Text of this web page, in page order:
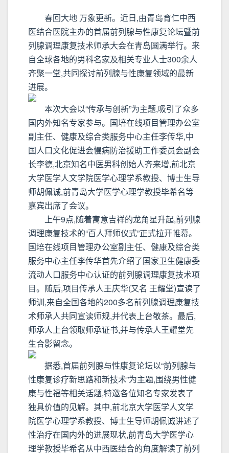
春回大地 万象更新。近日,由青岛育仁中西
医结合医院主办的首届前列腺与性康复论坛暨前
列腺调理康复技术师承大会在青岛圆满举行。来
自全球各地的男科名家及相关专业人士300余人
齐聚一堂,共同探讨前列腺与性康复领域的最新
进展。
本次大会以“传承与创新”为主题,吸引了众多
国内外知名专家参与。国培在线项目管理办公室
副主任、健康及综合类服务中心主任李传华,中
国人口文化促进会慢病防治援助工作委员会副会
长李德,北京知名中医男科创始人齐来增,前北京
大学医学人文学院医学心理学系教授、博士生导
师胡佩诚,前青岛大学医学心理学教授毕希名等
嘉宾出席了会议。
上午9点,随着寓意吉祥的龙角星升起,前列腺
调理康复技术的“百人拜师仪式”正式拉开帷幕。
国培在线项目管理办公室副主任、健康及综合类
服务中心主任李传华首先介绍了国家卫生健康委
流动人口服务中心认证的前列腺调理康复技术项
目。随后,项目传承人王庆华(又名 王耀堂)宣读了
师训,来自全国各地的200多名前列腺调理康复技
术师承人共同宣读师规,并代表上台敬茶。最后,
师承人上台领取师承证书,并与传承人王耀堂先
生合影留念。
据悉,首届前列腺与性康复论坛以“前列腺与
性康复诊疗新思路和新技术”为主题,围绕男性健
康与性福等相关话题,特邀各位知名专家发表了
独具价值的见解。其中,前北京大学医学人文学
院医学心理学系教授、博士生导师胡佩诚讲述了
性治疗在国内外的进展现状,前青岛大学医学心
理学教授毕希名从中西医结合的角度解读了前列